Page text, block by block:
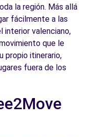
la región. Más allá
fácilmente a las
interior valenciano,
que le
propio itinerario,
fuera de los